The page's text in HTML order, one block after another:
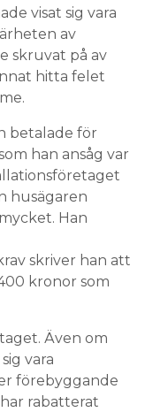
visat sig vara
av
skruvat på av
hitta felet
betalade för
han ansåg var
husägaren
Han
skriver han att
kronor som
Även om
vara
förebyggande
rabatterat